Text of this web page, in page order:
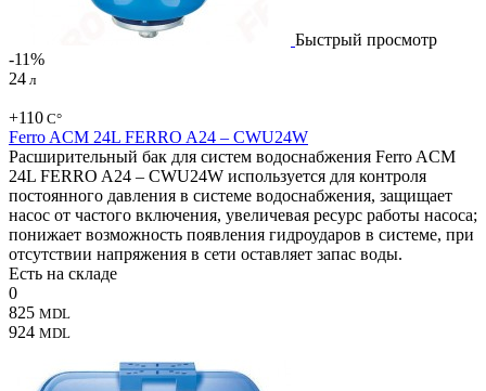
Быстрый просмотр
-11%
24 л
+110 С°
Ferro ACM 24L FERRO A24 – CWU24W
Расширительный бак для систем водоснабжения Ferro ACM
24L FERRO A24 – CWU24W используется для контроля
постоянного давления в системе водоснабжения, защищает
насос от частого включения, увеличевая ресурс работы насоса;
понижает возможность появления гидроударов в системе, при
отсутствии напряжения в сети оставляет запас воды.
Есть на складе
0
825 MDL
924 MDL